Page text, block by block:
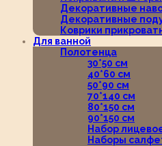
Декоративные
Декоративные
Коврики
Для ванной
Полотенца
30*50 см
40*60 см
50*90 см
70*140 см
80*150 см
90*150 см
Набор
Наборы